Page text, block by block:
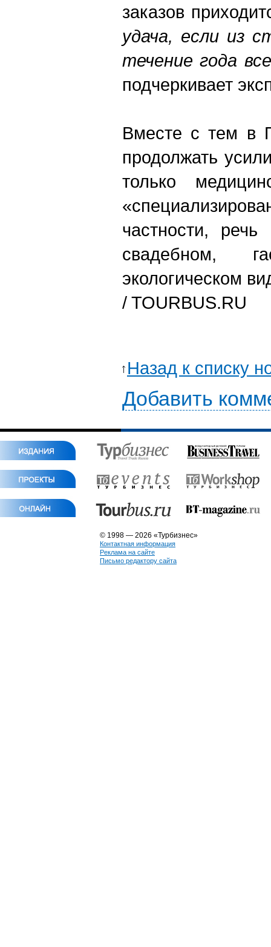
заказов
удача, если из
течение года
подчеркивает
Вместе с тем в
продолжать
только
частности,
свадебном,
экологическом
/ TOURBUS.RU
Назад к списку
Добавить
© 1998 — 2026 «Турбизнес»
Контактная информация
Реклама на сайте
Письмо редактору сайта